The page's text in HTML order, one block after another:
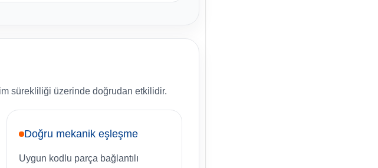
sürekliliği üzerinde doğrudan etkilidir.
Doğru mekanik eşleşme
Uygun kodlu parça bağlantılı